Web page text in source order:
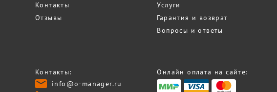
Контакты
Отзывы
Услуги
Гарантия и возврат
Вопросы и ответы
Контакты:
info@o-manager.ru
Онлайн оплата на сайте: